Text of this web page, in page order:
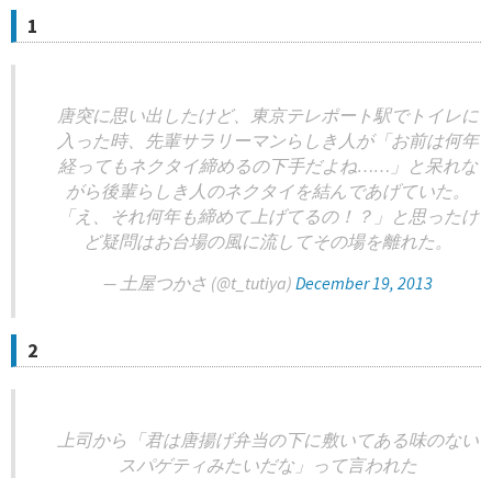
1
唐突に思い出したけど、東京テレポート駅でトイレに
入った時、先輩サラリーマンらしき人が「お前は何年
経ってもネクタイ締めるの下手だよね……」と呆れな
がら後輩らしき人のネクタイを結んであげていた。
「え、それ何年も締めて上げてるの！？」と思ったけ
ど疑問はお台場の風に流してその場を離れた。
— 土屋つかさ (@t_tutiya) December 19, 2013
2
上司から「君は唐揚げ弁当の下に敷いてある味のない
スパゲティみたいだな」って言われた